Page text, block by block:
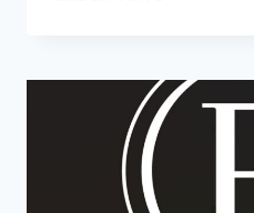
BEAULNE
UNISSENT